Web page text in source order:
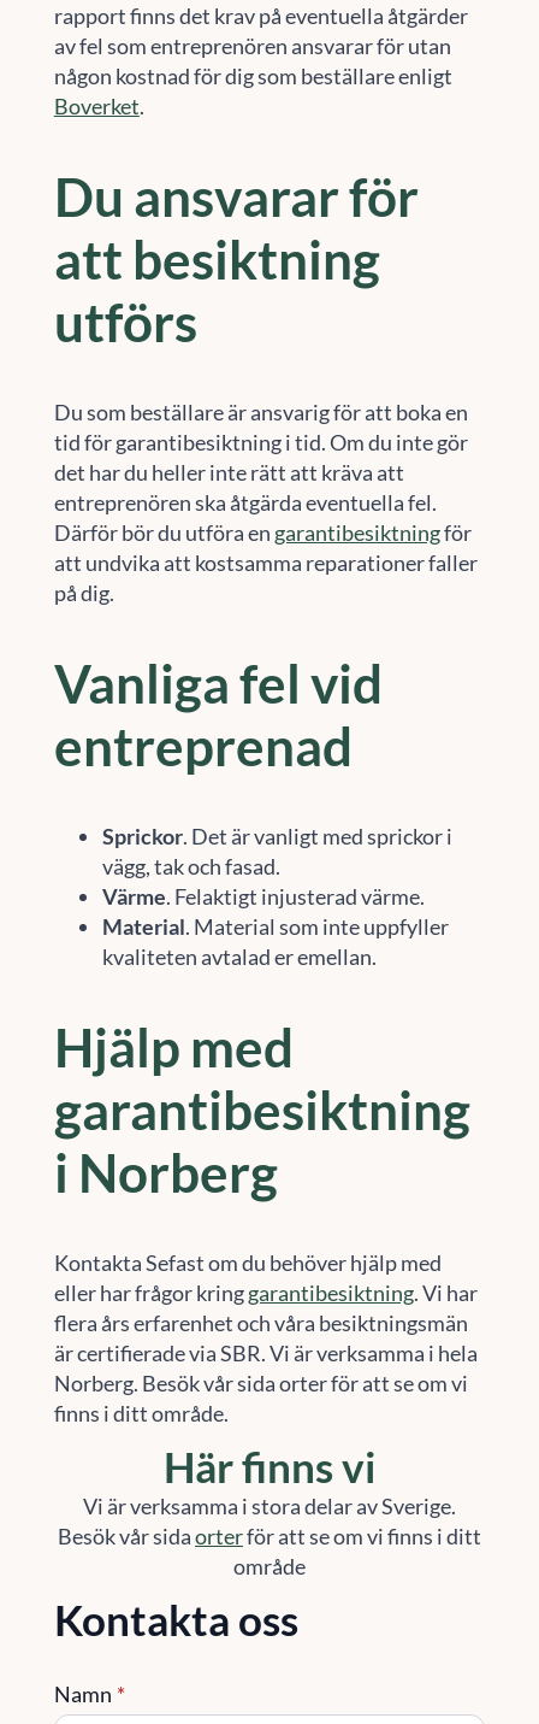
rapport finns det krav på eventuella åtgärder
av fel som entreprenören ansvarar för utan
någon kostnad för dig som beställare enligt
Boverket.
Du ansvarar för
att besiktning
utförs
Du som beställare är ansvarig för att boka en
tid för garantibesiktning i tid. Om du inte gör
det har du heller inte rätt att kräva att
entreprenören ska åtgärda eventuella fel.
Därför bör du utföra en garantibesiktningför
att undvika att kostsamma reparationer faller
på dig.
Vanliga fel vid
entreprenad
Sprickor. Det är vanligt med sprickor i
vägg, tak och fasad.
Värme. Felaktigt injusterad värme.
Material. Material som inte uppfyller
kvaliteten avtalad er emellan.
Hjälp med
garantibesiktning
i Norberg
Kontakta Sefast om du behöver hjälp med
eller har frågor kringgarantibesiktning. Vi har
flera års erfarenhet och våra besiktningsmän
är certifierade via SBR. Vi är verksamma i hela
Norberg. Besök vår sida orter för att se om vi
finns i ditt område.
Här finns vi
Vi är verksamma i stora delar av Sverige.
Besök vår sidaorterför att se om vi finns i ditt
område
Kontakta oss
Namn *